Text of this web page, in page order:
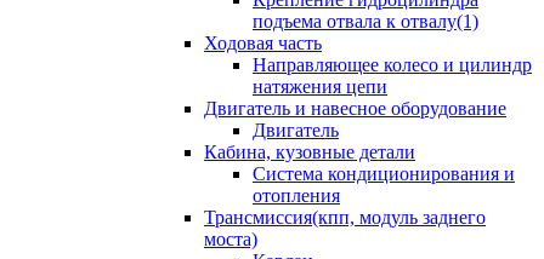
подъема отвала к отвалу(1)
Ходовая часть
Направляющее колесо и цилиндр
натяжения цепи
Двигатель и навесное оборудование
Двигатель
Кабина, кузовные детали
Система кондиционирования и
отопления
Трансмиссия(кпп, модуль заднего
моста)